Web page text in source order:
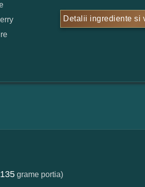
Detalii ingrediente si
135 grame portia)